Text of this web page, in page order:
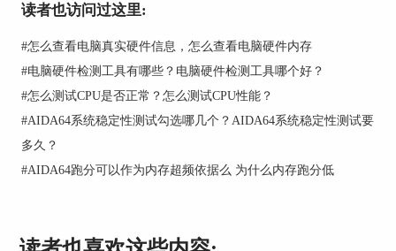
在Reference处指定一个比较的CPU，我们选择了同
属Intel酷睿7代的i5-7600K处理器，点击Bench
CPU，CPU-Z将对本机CPU进行测试，并给出比
较。查看CPU Single Thread，由于7600K单核设计
运行频率为3.8 GHz，高于7700，因此i7-7700的单
核性能略逊于i5-7600K。在CPU Multi Thread部
读者也访问过这里:
#怎么查看电脑真实硬件信息，怎么查看电脑硬件内存
#电脑硬件检测工具有哪些？电脑硬件检测工具哪个好？
#怎么测试CPU是否正常？怎么测试CPU性能？
#AIDA64系统稳定性测试勾选哪几个？AIDA64系统稳定性测试要
多久？
#AIDA64跑分可以作为内存超频依据么 为什么内存跑分低